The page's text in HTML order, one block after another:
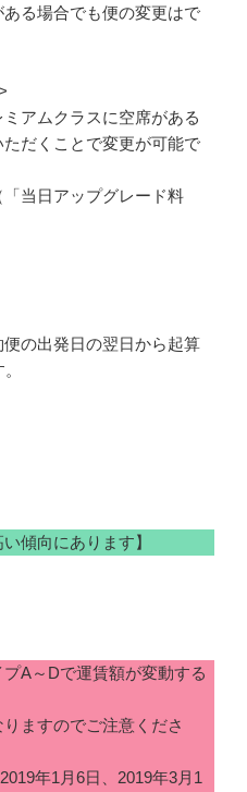
る場合でも便の変更はで
アムクラスに空席がある
だくことで変更が可能で
当日アップグレード料
の出発日の翌日から起算
傾向にあります】
A～Dで運賃額が変動する
ますのでご注意くださ
年1月6日、2019年3月1